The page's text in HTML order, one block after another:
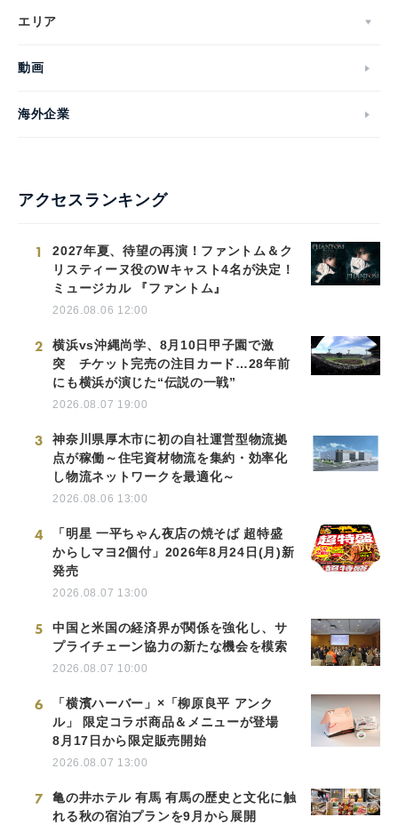
エリア
動画
海外企業
アクセスランキング
1
2027年夏、待望の再演！ファントム＆ク
リスティーヌ役のWキャスト4名が決定！
ミュージカル 『ファントム』
2026.08.06 12:00
2
横浜vs沖縄尚学、8月10日甲子園で激
突 チケット完売の注目カード…28年前
にも横浜が演じた“伝説の一戦”
2026.08.07 19:00
3
神奈川県厚木市に初の自社運営型物流拠
点が稼働～住宅資材物流を集約・効率化
し物流ネットワークを最適化～
2026.08.06 13:00
4
「明星 一平ちゃん夜店の焼そば 超特盛
からしマヨ2個付」2026年8月24日(月)新
発売
2026.08.07 13:00
5
中国と米国の経済界が関係を強化し、サ
プライチェーン協力の新たな機会を模索
2026.08.07 10:00
6
「横濱ハーバー」×「柳原良平 アンク
ル」 限定コラボ商品＆メニューが登場
8月17日から限定販売開始
2026.08.07 13:00
7
亀の井ホテル 有馬 有馬の歴史と文化に触
れる秋の宿泊プランを9月から展開